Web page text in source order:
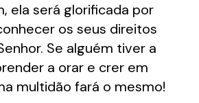
ela será glorificada por
os seus direitos
Se alguém tiver a
a orar e crer em
multidão fará o mesmo!